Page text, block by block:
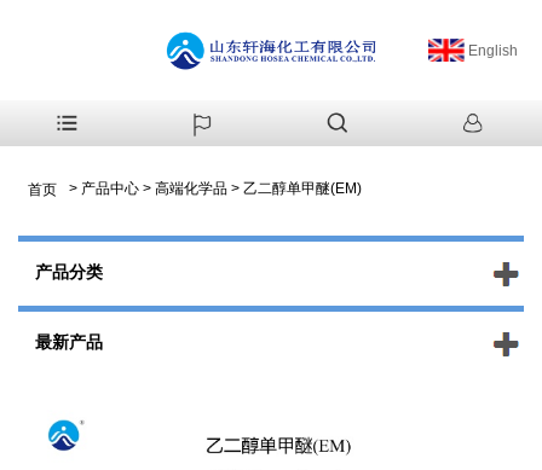
English
首页 > 产品中心 > 高端化学品 > 乙二醇单甲醚(EM)
产品分类
最新产品